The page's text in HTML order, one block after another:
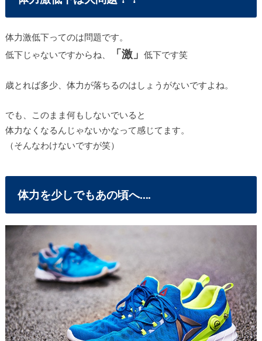
体力激低下ってのは問題です。
低下じゃないですからね、
「激」 低下です笑
歳とれば多少、体力が落ちるのはしょうがないですよね。
でも、このまま何もしないでいると
体力なくなるんじゃないかなって感じてます。
（そんなわけないですが笑）
体力を少しでもあの頃へ….